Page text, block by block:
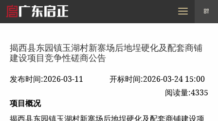
MENU
揭西县东园镇玉湖村新寨场后地埕硬化及配套商铺
建设项目竞争性磋商公告
发布时间:2026-03-11
开标时间:2026-03-24 15:00
阅读量:4335
项目概况
揭西县东园镇玉湖村新寨场后地埕硬化及配套商铺建设项